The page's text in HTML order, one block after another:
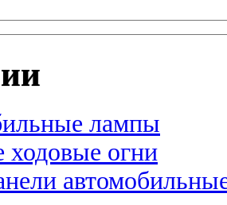
лампы
ходовые огни